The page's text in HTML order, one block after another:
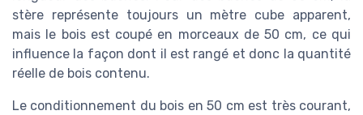
stère représente toujours un mètre cube apparent,
mais le bois est coupé en morceaux de 50 cm, ce qui
influence la façon dont il est rangé et donc la quantité
réelle de bois contenu.
Le conditionnement du bois en 50 cm est très courant,